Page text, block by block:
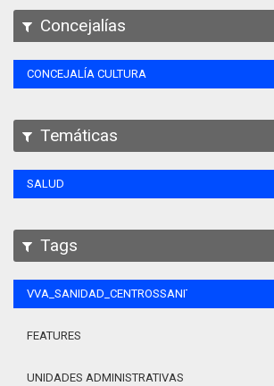
Concejalías
CONCEJALÍA CULTURA
Temáticas
SALUD
Tags
VVA_SANIDAD_CENTROSSANITARIOS_105
FEATURES
UNIDADES ADMINISTRATIVAS